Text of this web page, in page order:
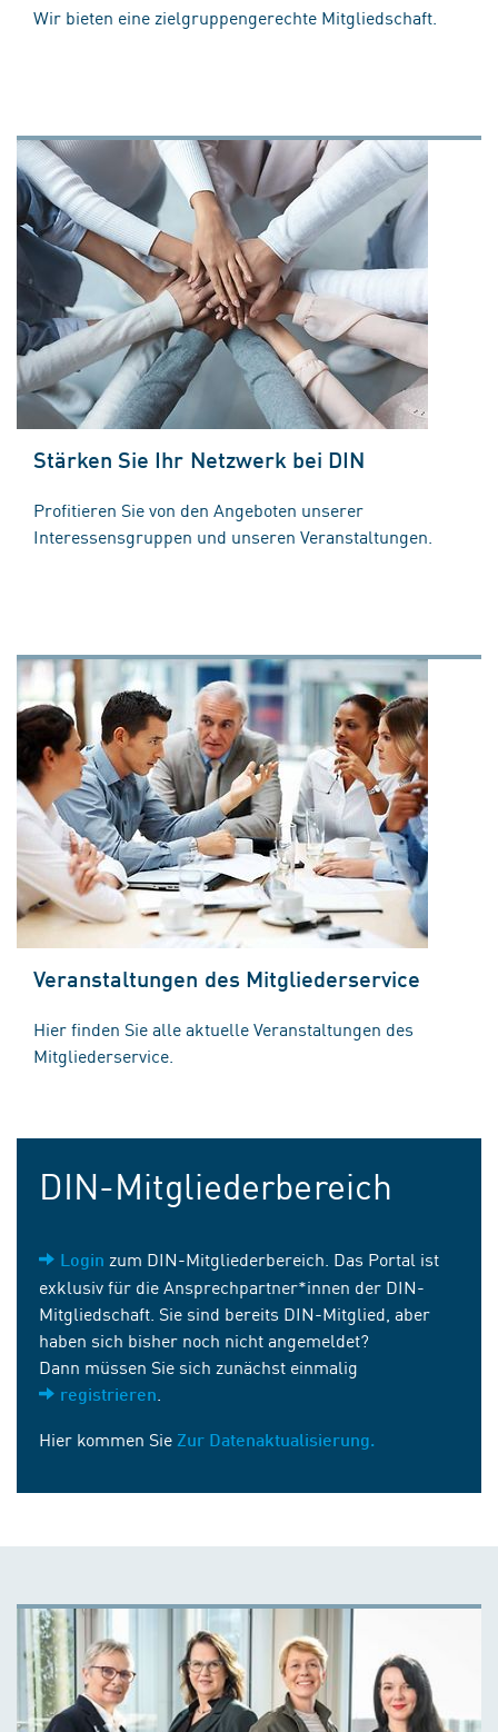
Wir bieten eine zielgruppengerechte Mitgliedschaft.
Stärken Sie Ihr Netzwerk bei DIN
Profitieren Sie von den Angeboten unserer
Interessensgruppen und unseren Veranstaltungen.
Veranstaltungen des Mitgliederservice
Hier finden Sie alle aktuelle Veranstaltungen des
Mitgliederservice.
DIN-Mitgliederbereich
Login zum DIN-Mitgliederbereich. Das Portal ist
exklusiv für die Ansprechpartner*innen der DIN-
Mitgliedschaft. Sie sind bereits DIN-Mitglied, aber
haben sich bisher noch nicht angemeldet?
Dann müssen Sie sich zunächst einmalig
registrieren
Hier kommen Sie Zur Datenaktualisierung.